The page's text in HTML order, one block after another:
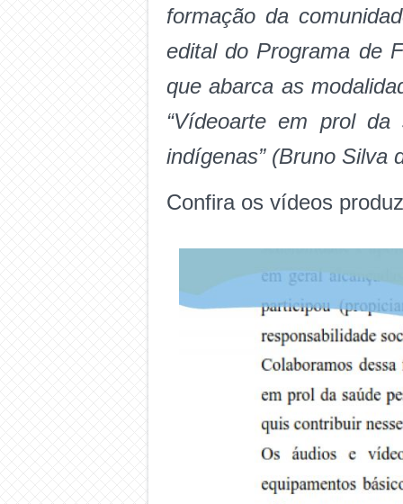
formação da
edital do Programa de
que abarca as
“Vídeoarte em prol da
indígenas” (Bruno Silva
Confira os vídeos